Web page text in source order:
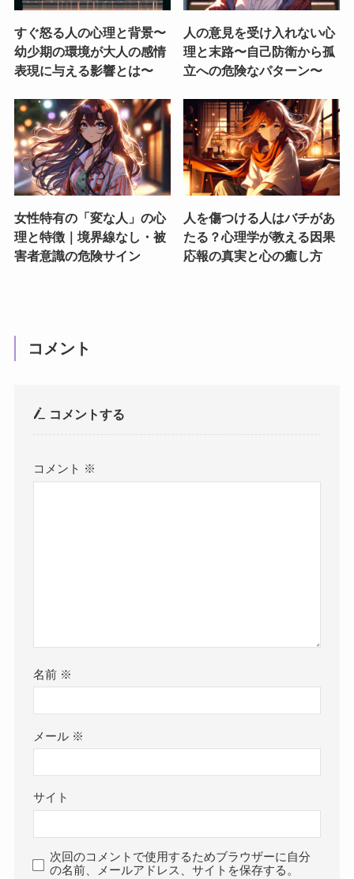
すぐ怒る人の心理と背景〜
幼少期の環境が大人の感情
表現に与える影響とは〜
人の意見を受け入れない心
理と末路〜自己防衛から孤
立への危険なパターン〜
女性特有の「変な人」の心
理と特徴｜境界線なし・被
害者意識の危険サイン
人を傷つける人はバチがあ
たる？心理学が教える因果
応報の真実と心の癒し方
コメント
コメントする
コメント ※
名前 ※
メール ※
サイト
次回のコメントで使用するためブラウザーに自分
の名前、メールアドレス、サイトを保存する。